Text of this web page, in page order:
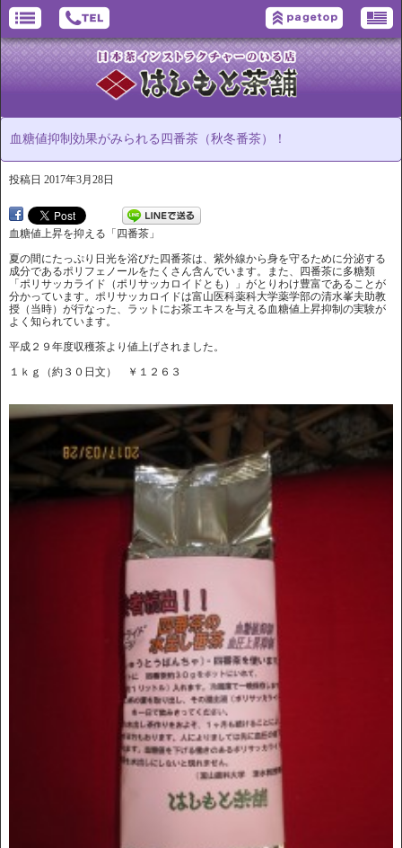
血糖値抑制効果がみられる四番茶（秋冬番茶）！
投稿日 2017年3月28日
血糖値上昇を抑える「四番茶」
夏の間にたっぷり日光を浴びた四番茶は、紫外線から身を守るために分泌する
成分であるポリフェノールをたくさん含んでいます。また、四番茶に多糖類
「ポリサッカライド（ポリサッカロイドとも）」がとりわけ豊富であることが
分かっています。ポリサッカロイドは富山医科薬科大学薬学部の清水峯夫助教
授（当時）が行なった、ラットにお茶エキスを与える血糖値上昇抑制の実験が
よく知られています。
平成２９年度収穫茶より値上げされました。
１ｋｇ（約３０日文） ￥１２６３